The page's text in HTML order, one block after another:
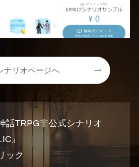
ナリオページへ
話TRPG非公式シナリオ
』
ック